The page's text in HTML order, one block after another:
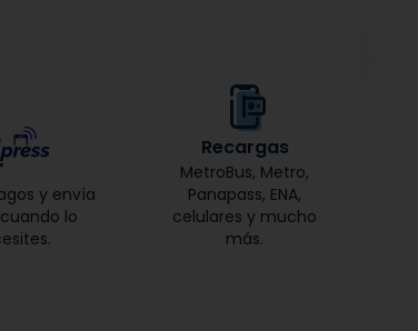
y envía
lo
Recargas
MetroBus, Metro,
Panapass, ENA,
celulares y mucho
más.